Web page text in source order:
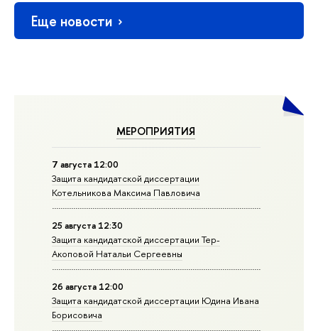
МЕРОПРИЯТИЯ
7 августа 12:00
Защита кандидатской диссертации
Котельникова Максима Павловича
25 августа 12:30
Защита кандидатской диссертации Тер-
Акоповой Натальи Сергеевны
26 августа 12:00
Защита кандидатской диссертации Юдина Ивана
Борисовича
Еще новости